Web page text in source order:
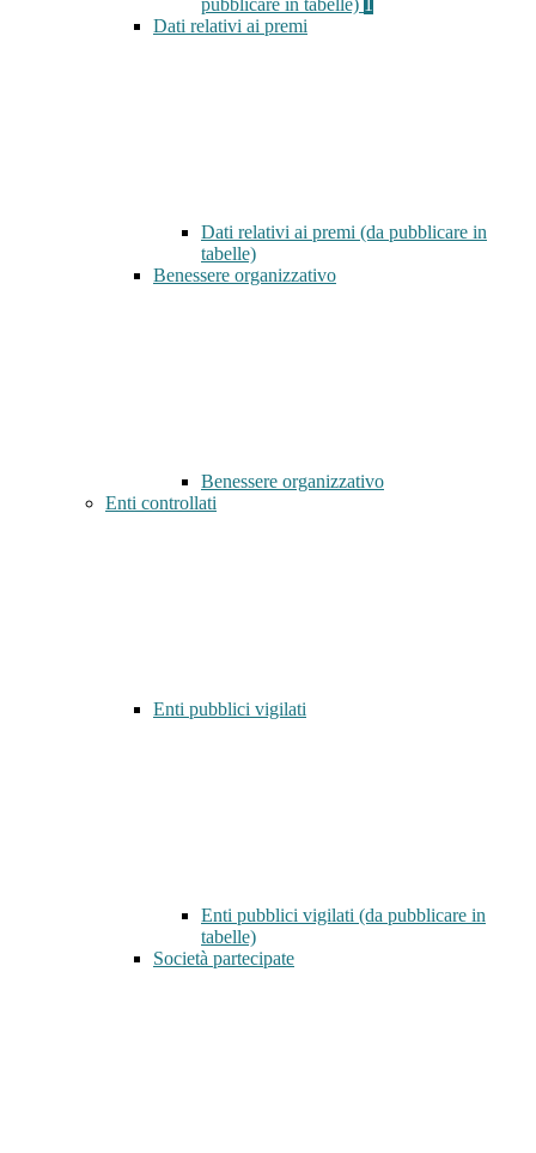
pubblicare in tabelle)
Dati relativi ai premi
Dati relativi ai premi (da pubblicare in
tabelle)
Benessere organizzativo
Benessere organizzativo
Enti controllati
Enti pubblici vigilati
Enti pubblici vigilati (da pubblicare in
tabelle)
Società partecipate